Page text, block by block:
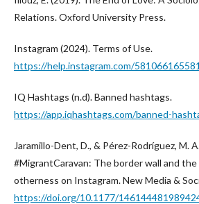
Relations. Oxford University Press.
Instagram (2024). Terms of Use.
https://help.instagram.com/
IQ Hashtags (n.d). Banned hashtags.
https://app.iqhashtags.com/banned-
Jaramillo-Dent, D., & Pérez-Rodríguez, M.
#MigrantCaravan: The border wall and
otherness on Instagram. New Media &
https://doi.org/10.1177/